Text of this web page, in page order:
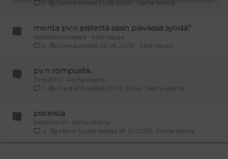
1
Perhe-elämä
21.08.2009
Daaria
monta pv:n pistettä saan päivässä syödä?
laihiksentarpeessa
Aihe vapaa
5
Aihe vapaa
26.08.2009
Loorus
pv:n rompusta...
Tintti1010
Perhe-elämä
1
Perhe-elämä
29.08.2004
manta76
pisteistä
tietämätön
Perhe-elämä
4
Perhe-elämä
28.01.2005
Mirva-Tuulia